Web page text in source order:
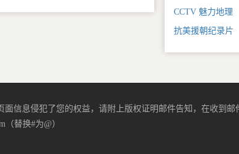
CCTV 魅力地理
抗美援朝纪录片
信息侵犯了您的权益，请附上版权证明邮件告知，在收到邮
（替换#为@）